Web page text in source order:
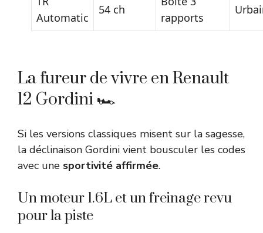
Automatic
54 ch
rapports
La fureur de vivre en Renault
12 Gordini 🏎️
Si les versions classiques misent sur la sagesse,
la déclinaison Gordini vient bousculer les codes
avec une sportivité affirmée.
Un moteur 1.6L et un freinage revu
pour la piste